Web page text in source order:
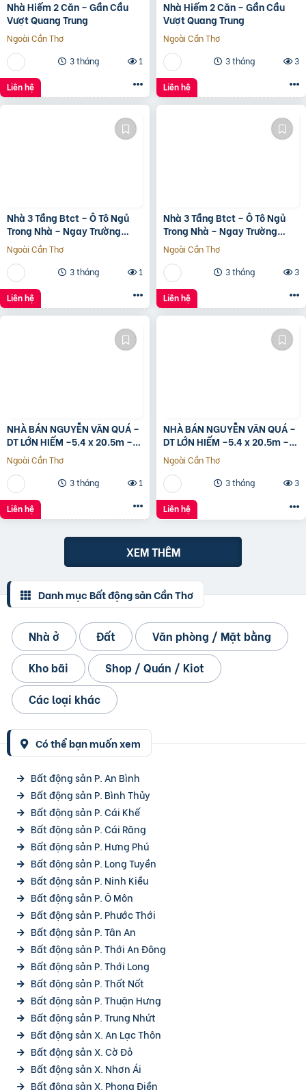
Nhà Hiếm 2 Căn – Gần Cầu
Vượt Quang Trung
Ngoài Cần Thơ
3 tháng
1
Liên hệ
Nhà Hiếm 2 Căn – Gần Cầu
Vượt Quang Trung
Ngoài Cần Thơ
3 tháng
3
Liên hệ
Nhà 3 Tầng Btct – Ô Tô Ngủ
Trong Nhà – Ngay Trường
Chinh
Ngoài Cần Thơ
3 tháng
1
Liên hệ
Nhà 3 Tầng Btct – Ô Tô Ngủ
Trong Nhà – Ngay Trường
Chinh
Ngoài Cần Thơ
3 tháng
3
Liên hệ
NHÀ BÁN NGUYỄN VĂN QUÁ –
DT LỚN HIẾM –5.4 x 20.5m –
GIÁ TỐT
Ngoài Cần Thơ
3 tháng
1
Liên hệ
NHÀ BÁN NGUYỄN VĂN QUÁ –
DT LỚN HIẾM –5.4 x 20.5m –
GIÁ TỐT
Ngoài Cần Thơ
3 tháng
3
Liên hệ
XEM THÊM
Danh mục Bất động sản Cần Thơ
Nhà ở Đất
Văn phòng / Mặt bằng
Kho bãi
Shop / Quán / Kiot
Các loại khác
Có thể bạn muốn xem
Bất động sản P. An Bình
Bất động sản P. Bình Thủy
Bất động sản P. Cái Khế
Bất động sản P. Cái Răng
Bất động sản P. Hưng Phú
Bất động sản P. Long Tuyền
Bất động sản P. Ninh Kiều
Bất động sản P. Ô Môn
Bất động sản P. Phước Thới
Bất động sản P. Tân An
Bất động sản P. Thới An Đông
Bất động sản P. Thới Long
Bất động sản P. Thốt Nốt
Bất động sản P. Thuận Hưng
Bất động sản P. Trung Nhứt
Bất động sản X. An Lạc Thôn
Bất động sản X. Cờ Đỏ
Bất động sản X. Nhơn Ái
Bất động sản X. Phong Điền